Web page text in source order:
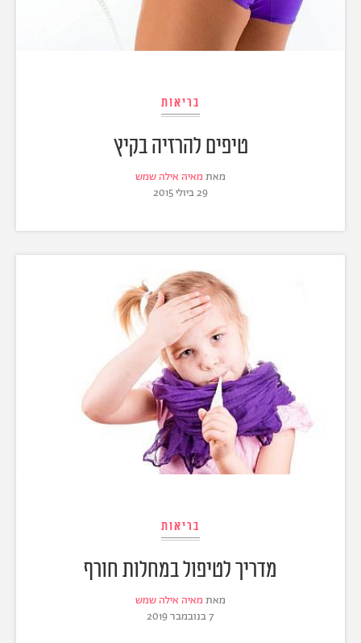
בריאות
טיפים להרזיה בקיץ
מאת מאיה אילה שמש
29 ביולי 2015
בריאות
מדריך לטיפול במחלות חורף
מאת מאיה אילה שמש
7 בנובמבר 2019